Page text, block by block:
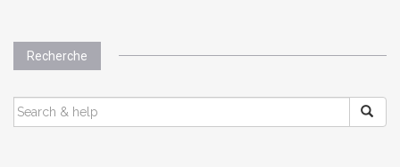
Recherche
SEARCH
FOR: